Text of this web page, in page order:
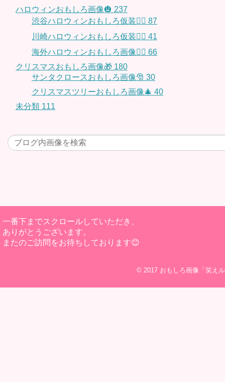
ハロウィンおもしろ画像🎃 237
渋谷ハロウィンおもしろ仮装👯‍♂️ 87
川崎ハロウィンおもしろ仮装🧞‍♀️ 41
海外ハロウィンおもしろ画像🧛‍♂️ 66
クリスマスおもしろ画像🎁 180
サンタクロースおもしろ画像🎅 30
クリスマスツリーおもしろ画像🎄 40
未分類 111
一番下までスクロールしていただき、
ありがとうございます。
またのご訪問をお待ちしております😊
© 2017 おもしろ画像「笑え